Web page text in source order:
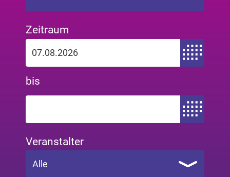
Zeitraum
Zeitraum von
bis
Zeitraum bis
Veranstalter
Alle